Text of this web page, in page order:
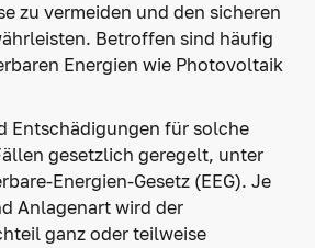
zu vermeiden und den sicheren
Betroffen sind häufig
Energien wie Photovoltaik
Entschädigungen für solche
gesetzlich geregelt, unter
Energien-Gesetz (EEG). Je
Anlagenart wird der
ganz oder teilweise